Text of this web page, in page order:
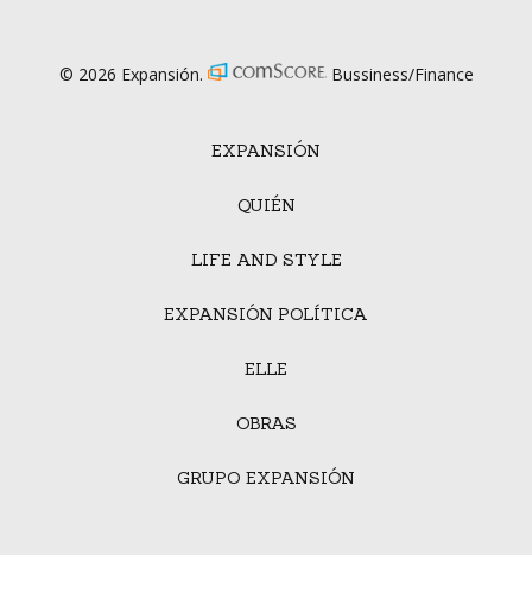
EXPANSIÓN
QUIÉN
LIFE AND STYLE
EXPANSIÓN POLÍTICA
ELLE
OBRAS
GRUPO EXPANSIÓN
© 2026 Expansión. Bussiness/Finance